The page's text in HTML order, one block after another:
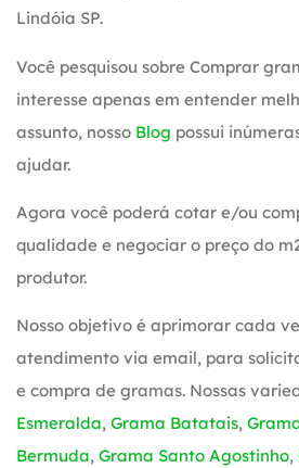
Lindóia SP.
Você pesquisou sobre Comprar
interesse apenas em entender
assunto, nosso Blog possui
ajudar.
Agora você poderá cotar e/ou
qualidade e negociar o preço do
produtor.
Nosso objetivo é aprimorar cada
atendimento via email, para
e compra de gramas. Nossas
Esmeralda, Grama Batatais,
Bermuda, Grama Santo Agostinho,